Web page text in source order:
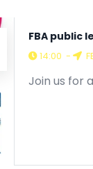
FBA public
14:00 -
Join us for